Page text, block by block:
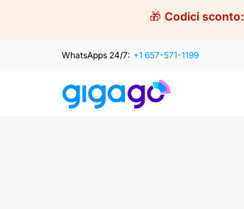
🎁 Codici sconto:
WhatsApps 24/7: +1 657-571-1199